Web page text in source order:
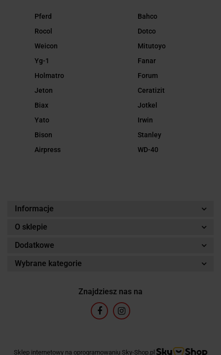
Pferd
Rocol
Weicon
Yg-1
Holmatro
Jeton
Biax
Yato
Bison
Airpress
Bahco
Dotco
Mitutoyo
Fanar
Forum
Ceratizit
Jotkel
Irwin
Stanley
WD-40
Informacje
O sklepie
Dodatkowe
Wybrane kategorie
Znajdziesz nas na
Sklep internetowy na oprogramowaniu Sky-Shop.pl